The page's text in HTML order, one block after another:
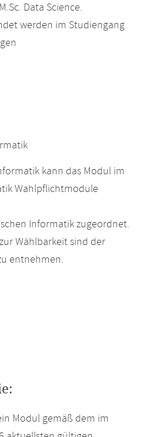
Data Science.
werden im Studiengang
kann das Modul im
Wahlpflichtmodule
Informatik zugeordnet.
Wählbarkeit sind der
entnehmen.
Modul gemäß dem im